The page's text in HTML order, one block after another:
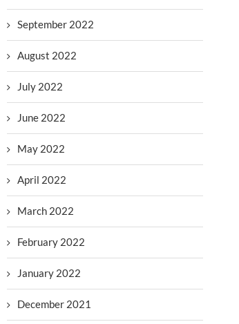
September 2022
August 2022
July 2022
June 2022
May 2022
April 2022
March 2022
February 2022
January 2022
December 2021